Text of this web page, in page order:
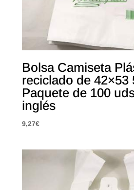
Bolsa Camiseta
reciclado de 42×53
Paquete de 100
inglés
9,27€